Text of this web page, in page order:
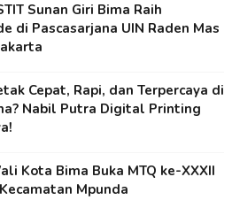
Sunan Giri Bima Raih
di Pascasarjana UIN Raden Mas
Cepat, Rapi, dan Terpercaya di
Nabil Putra Digital Printing
Kota Bima Buka MTQ ke-XXXII
Mpunda